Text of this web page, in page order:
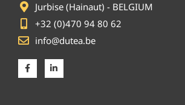
Jurbise (Hainaut) - BELGIUM
+32 (0)470 94 80 62
info@dutea.be